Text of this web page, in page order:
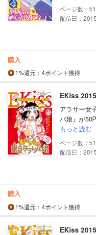
配信日：
購入
1%還元 ：4ポイント獲得
EKiss
アラサー女
バ娘』が
もっと読む
配信日：
購入
1%還元 ：4ポイント獲得
EKiss